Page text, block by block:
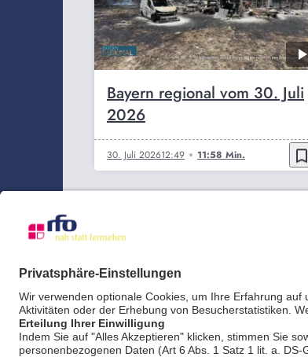
Bayern regional vom 30. Juli
2026
30. Juli 202612:49 11:58 Min. bookmark_border